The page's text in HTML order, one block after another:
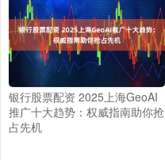
银行股票配资 2025上海GeoAI
推广十大趋势：权威指南助你抢
占先机